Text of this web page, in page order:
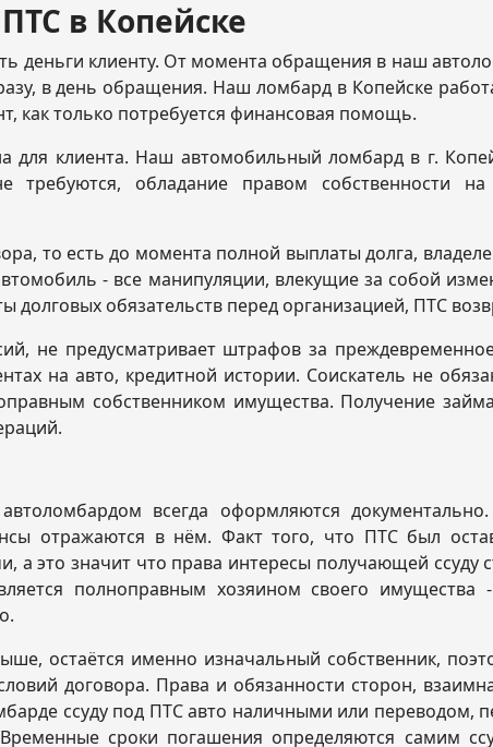
в Копейске
деньги клиенту. От момента обращения в наш
в день обращения. Наш ломбард в Копейске
как только потребуется финансовая помощь.
для клиента. Наш автомобильный ломбард в г.
обладание правом собственности
то есть до момента полной выплаты долга,
- все манипуляции, влекущие за собой
долговых обязательств перед организацией, ПТС
не предусматривает штрафов за
на авто, кредитной истории. Соискатель не
собственником имущества. Получение
всегда оформляются
отражаются в нём. Факт того, что ПТС был
а это значит что права интересы получающей
полноправным хозяином своего
остаётся именно изначальный собственник,
договора. Права и обязанности сторон,
ссуду под ПТС авто наличными или переводом,
сроки погашения определяются самим